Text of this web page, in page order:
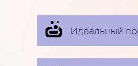
Идеальный